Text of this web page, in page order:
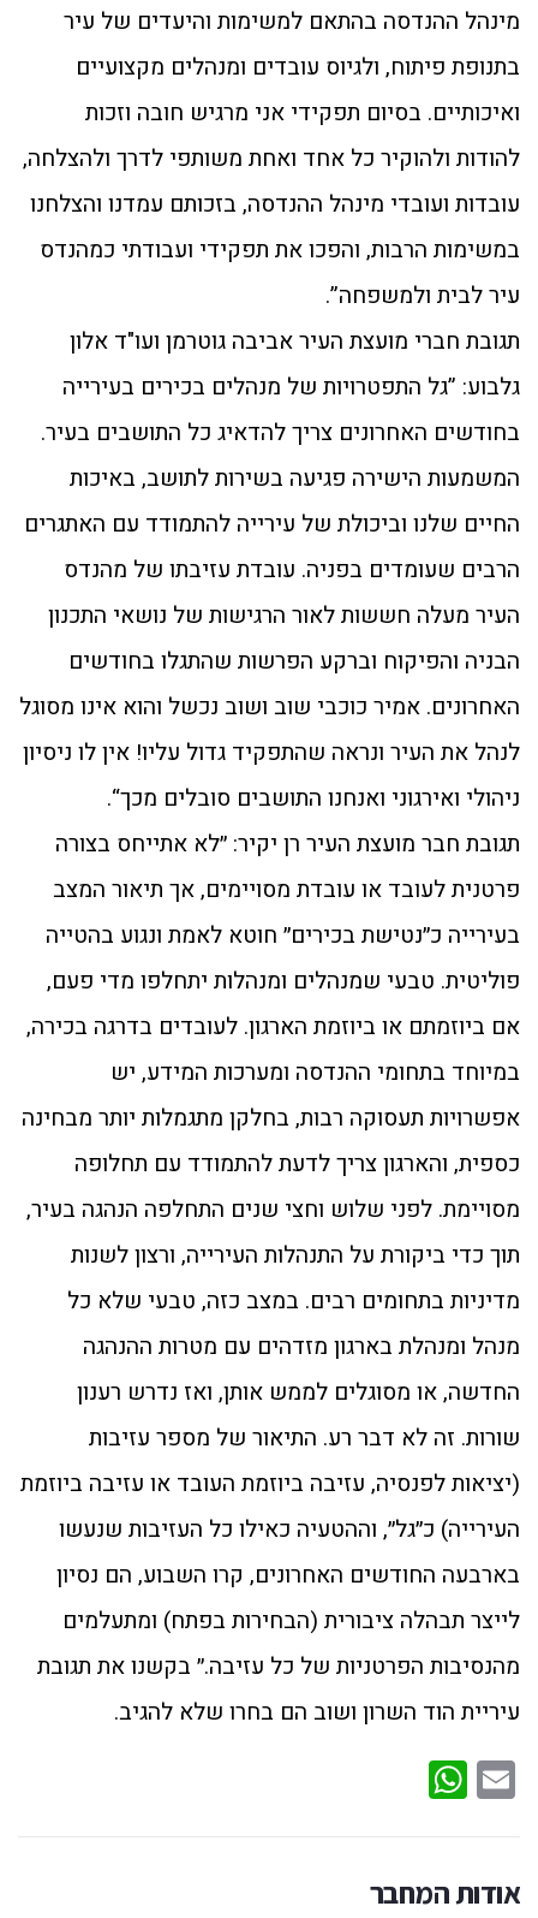
מינהל ההנדסה בהתאם למשימות והיעדים של עיר
בתנופת פיתוח, ולגיוס עובדים ומנהלים מקצועיים
ואיכותיים. בסיום תפקידי אני מרגיש חובה וזכות
להודות ולהוקיר כל אחד ואחת משותפי לדרך ולהצלחה,
עובדות ועובדי מינהל ההנדסה, בזכותם עמדנו והצלחנו
במשימות הרבות, והפכו את תפקידי ועבודתי כמהנדס
עיר לבית ולמשפחה”.
תגובת חברי מועצת העיר אביבה גוטרמן ועו"ד אלון
גלבוע: ”גל התפטרויות של מנהלים בכירים בעירייה
בחודשים האחרונים צריך להדאיג כל התושבים בעיר.
המשמעות הישירה פגיעה בשירות לתושב, באיכות
החיים שלנו וביכולת של עירייה להתמודד עם האתגרים
הרבים שעומדים בפניה. עובדת עזיבתו של מהנדס
העיר מעלה חששות לאור הרגישות של נושאי התכנון
הבניה והפיקוח וברקע הפרשות שהתגלו בחודשים
האחרונים. אמיר כוכבי שוב ושוב נכשל והוא אינו מסוגל
לנהל את העיר ונראה שהתפקיד גדול עליו! אין לו ניסיון
ניהולי ואירגוני ואנחנו התושבים סובלים מכך“.
תגובת חבר מועצת העיר רן יקיר: ״לא אתייחס בצורה
פרטנית לעובד או עובדת מסויימים, אך תיאור המצב
בעירייה כ״נטישת בכירים״ חוטא לאמת ונגוע בהטייה
פוליטית. טבעי שמנהלים ומנהלות יתחלפו מדי פעם,
אם ביוזמתם או ביוזמת הארגון. לעובדים בדרגה בכירה,
במיוחד בתחומי ההנדסה ומערכות המידע, יש
אפשרויות תעסוקה רבות, בחלקן מתגמלות יותר מבחינה
כספית, והארגון צריך לדעת להתמודד עם תחלופה
מסויימת. לפני שלוש וחצי שנים התחלפה הנהגה בעיר,
תוך כדי ביקורת על התנהלות העירייה, ורצון לשנות
מדיניות בתחומים רבים. במצב כזה, טבעי שלא כל
מנהל ומנהלת בארגון מזדהים עם מטרות ההנהגה
החדשה, או מסוגלים לממש אותן, ואז נדרש רענון
שורות. זה לא דבר רע. התיאור של מספר עזיבות
(יציאות לפנסיה, עזיבה ביוזמת העובד או עזיבה ביוזמת
העירייה) כ״גל״, וההטעיה כאילו כל העזיבות שנעשו
בארבעה החודשים האחרונים, קרו השבוע, הם נסיון
לייצר תבהלה ציבורית (הבחירות בפתח) ומתעלמים
מהנסיבות הפרטניות של כל עזיבה.״ בקשנו את תגובת
עיריית הוד השרון ושוב הם בחרו שלא להגיב.
Email
אודות המחבר